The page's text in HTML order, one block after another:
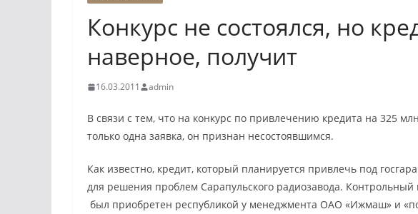
Конкурс не состоялся, но
наверное, получит
16.03.2011 admin
В связи с тем, что на конкурс по привлечению кредита на 325
только одна заявка, он признан несостоявшимся.
Как известно, кредит, который планируется привлечь под
для решения проблем Сарапульского радиозавода.
был приобретен республикой у менеджмента ОАО «Ижмаш» и